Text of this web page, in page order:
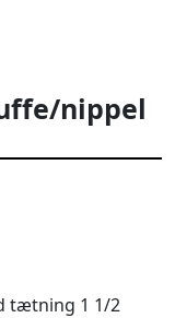
nippel
tætning 1 1/2